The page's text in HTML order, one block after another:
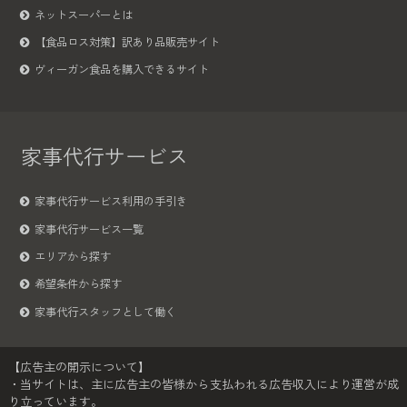
ネットスーパーとは
【食品ロス対策】訳あり品販売サイト
ヴィーガン食品を購入できるサイト
家事代行サービス
家事代行サービス利用の手引き
家事代行サービス一覧
エリアから探す
希望条件から探す
家事代行スタッフとして働く
【広告主の開示について】
・当サイトは、主に広告主の皆様から支払われる広告収入により運営が成
り立っています。